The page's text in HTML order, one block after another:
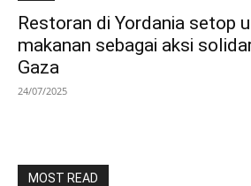
Restoran di Yordania setop
makanan sebagai aksi
Gaza
24/07/2025
MOST READ